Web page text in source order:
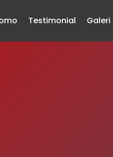
Testimonial Galeri